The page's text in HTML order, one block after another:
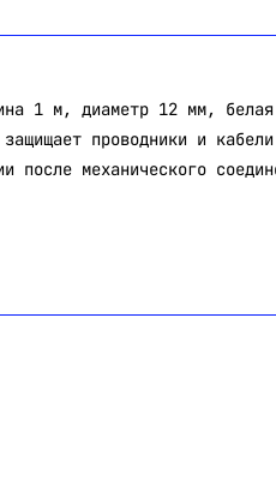
1 м, диаметр 12 мм,
проводники и
после механического